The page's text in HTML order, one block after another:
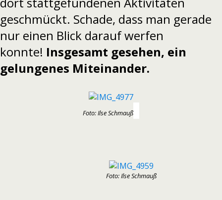
geschmückt. Schade, dass man gerade
nur einen Blick darauf werfen
konnte! Insgesamt gesehen, ein
gelungenes Miteinander.
Foto: Ilse Schmauß
Foto: Ilse Schmauß